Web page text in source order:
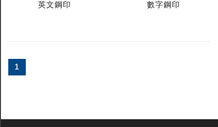
英文鋼印 數字鋼印
1